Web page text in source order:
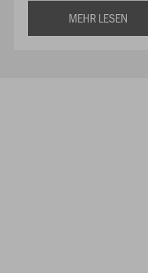
MEHR LESEN